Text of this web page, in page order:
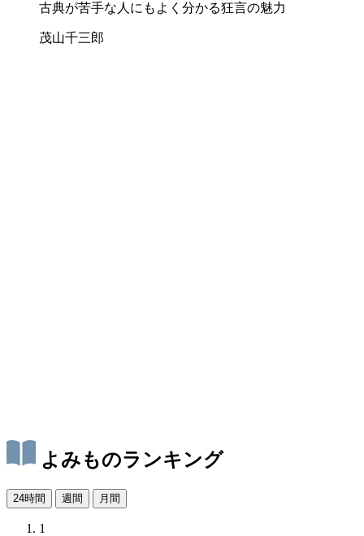
古典が苦手な人にもよく分かる狂言の魅力
茂山千三郎
よみものランキング
24時間 週間 月間
1